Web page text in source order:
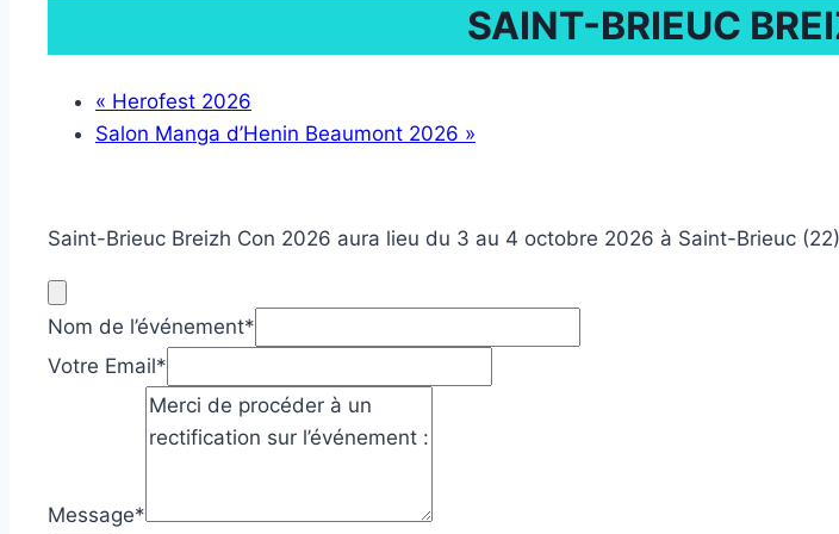
SAINT-BRIEUC
« Herofest 2026
Salon Manga d’Henin Beaumont 2026 »
Saint-Brieuc Breizh Con 2026 aura lieu du 3 au 4 octobre 2026 à Saint-Brieuc
Nom de l’événement*
Votre Email*
Message*